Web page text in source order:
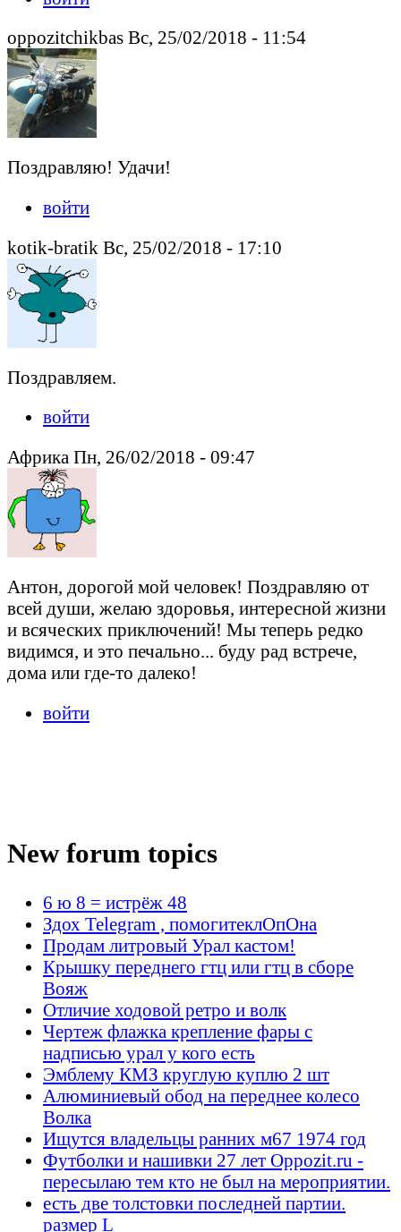
oppozitchikbas Вс, 25/02/2018 - 11:54
Поздравляю! Удачи!
войти
kotik-bratik Вс, 25/02/2018 - 17:10
Поздравляем.
войти
Африка Пн, 26/02/2018 - 09:47
Антон, дорогой мой человек! Поздравляю от
всей души, желаю здоровья, интересной жизни
и всяческих приключений! Мы теперь редко
видимся, и это печально... буду рад встрече,
дома или где-то далеко!
войти
New forum topics
6 ю 8 = истрёж 48
Здох Telegram , помогитеклОпОна
Продам литровый Урал кастом!
Крышку переднего гтц или гтц в сборе
Вояж
Отличие ходовой ретро и волк
Чертеж флажка крепление фары с
надписью урал у кого есть
Эмблему КМЗ круглую куплю 2 шт
Алюминиевый обод на переднее колесо
Волка
Ищутся владельцы ранних м67 1974 год
Футболки и нашивки 27 лет Oppozit.ru -
пересылаю тем кто не был на мероприятии.
есть две толстовки последней партии.
размер L